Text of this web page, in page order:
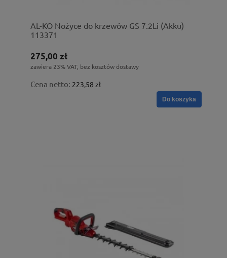
AL-KO Nożyce do krzewów GS 7.2Li (Akku)
113371
275,00 zł
zawiera 23% VAT, bez kosztów dostawy
Cena netto: 223,58 zł
Do koszyka